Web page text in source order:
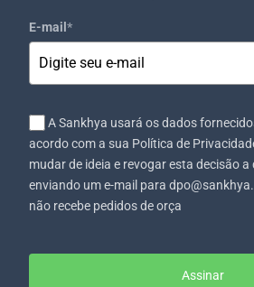
E-mail *
A Sankhya usará os dados
acordo com a sua Política de
mudar de ideia e revogar esta decisão
enviando um e-mail para
não recebe pedidos de orça
Assinar